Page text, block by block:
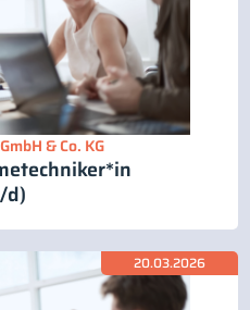
& Co. KG
d)
20.03.2026